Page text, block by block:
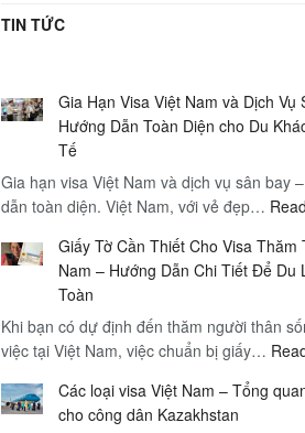
TIN TỨC
Gia Hạn Visa Việt Nam và Dịch Vụ
Hướng Dẫn Toàn Diện cho Du
Tế
Gia hạn visa Việt Nam và dịch vụ sân bay
dẫn toàn diện. Việt Nam, với vẻ đẹp…
Giấy Tờ Cần Thiết Cho Visa Thăm
Nam – Hướng Dẫn Chi Tiết Để Du
Toàn
Khi bạn có dự định đến thăm người thân
việc tại Việt Nam, việc chuẩn bị giấy…
Các loại visa Việt Nam – Tổng
cho công dân Kazakhstan